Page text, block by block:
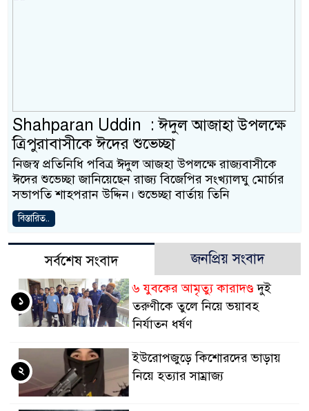
Shahparan Uddin : ঈদুল আজাহা উপলক্ষে
ত্রিপুরাবাসীকে ঈদের শুভেচ্ছা
নিজস্ব প্রতিনিধি পবিত্র ঈদুল আজহা উপলক্ষে রাজ্যবাসীকে
ঈদের শুভেচ্ছা জানিয়েছেন রাজ্য বিজেপির সংখ্যালঘু মোর্চার
সভাপতি শাহপরান উদ্দিন। শুভেচ্ছা বার্তায় তিনি
বিস্তারিত..
সর্বশেষ সংবাদ জনপ্রিয় সংবাদ
৬ যুবকের আমৃত্যু কারাদণ্ড দুই
তরুণীকে তুলে নিয়ে ভয়াবহ
নির্যাতন ধর্ষণ
১
ইউরোপজুড়ে কিশোরদের ভাড়ায়
নিয়ে হত্যার সাম্রাজ্য
২